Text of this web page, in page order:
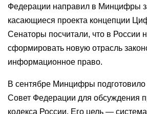
Федерации направил в Минцифры
касающиеся проекта концепции
Сенаторы посчитали, что в России
сформировать новую отрасль
информационное право.
В сентябре Минцифры
Совет Федерации для обсуждения
кодекса России. Его цель —